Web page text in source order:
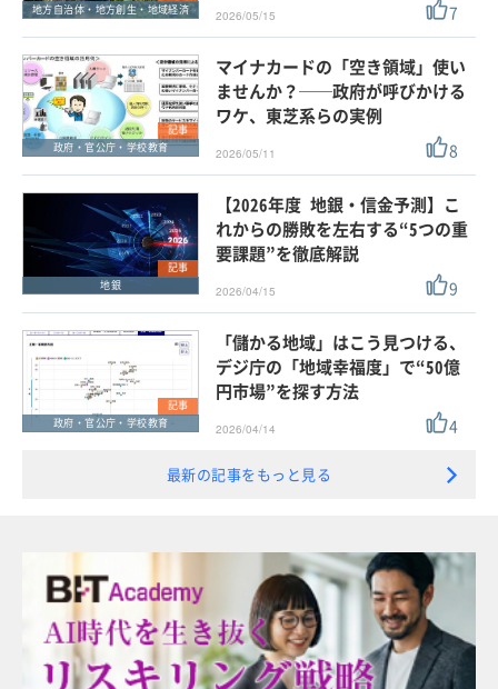
地方自治体・地方創生・地域経済
2026/05/15 7
記事
政府・官公庁・学校教育
マイナカードの「空き領域」使い
ませんか？──政府が呼びかける
ワケ、東芝系らの実例
2026/05/11 8
記事
地銀
【2026年度 地銀・信金予測】こ
れからの勝敗を左右する“5つの重
要課題”を徹底解説
2026/04/15 9
記事
政府・官公庁・学校教育
「儲かる地域」はこう見つける、
デジ庁の「地域幸福度」で“50億
円市場”を探す方法
2026/04/14 4
最新の記事をもっと見る